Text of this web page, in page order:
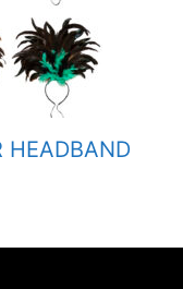
HEADBAND